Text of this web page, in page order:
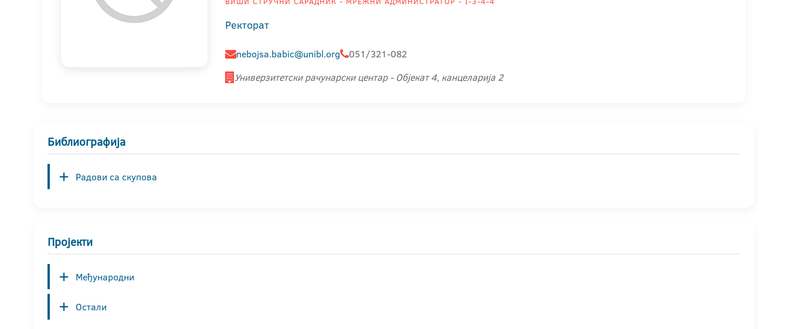
Ректорат
nebojsa.babic@unibl.org
051/321-082
Универзитетски рачунарски центар - Објекат 4, канцеларија 2
Библиографија
Радови са скупова
Пројекти
Међународни
Остали